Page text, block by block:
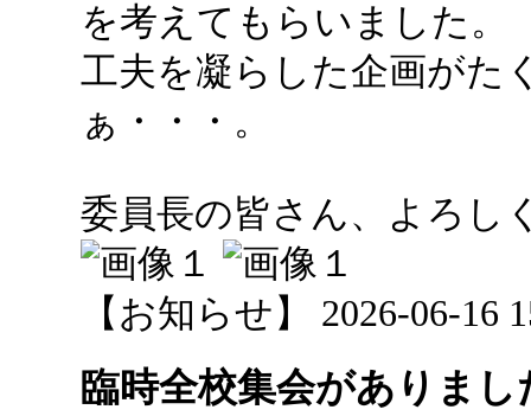
を考えてもらいました。
工夫を凝らした企画がた
ぁ・・・。
委員長の皆さん、よろし
【お知らせ】 2026-06-16
臨時全校集会がありまし